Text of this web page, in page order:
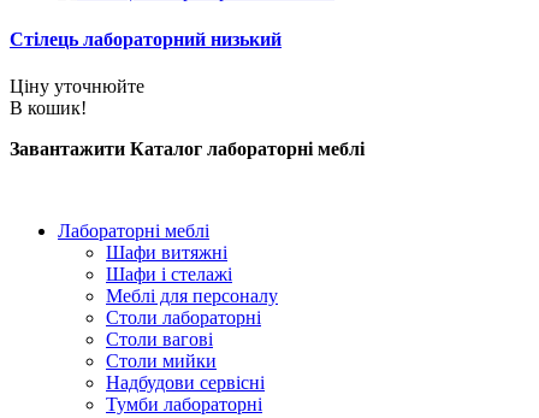
Стілець лабораторний низький
Ціну уточнюйте
В кошик!
Завантажити Каталог лабораторні меблі
Лабораторні меблі
Шафи витяжні
Шафи і стелажі
Меблі для персоналу
Столи лабораторні
Столи вагові
Столи мийки
Надбудови сервісні
Тумби лабораторні